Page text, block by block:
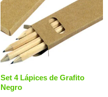
Set 4 Lápices de Grafito
Negro